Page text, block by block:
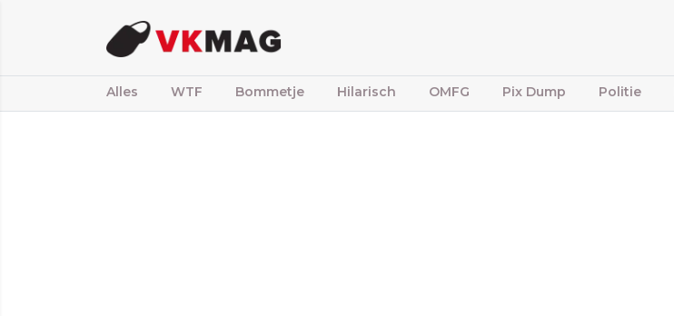
Alles WTF Bommetje Hilarisch OMFG Pix Dump Politie